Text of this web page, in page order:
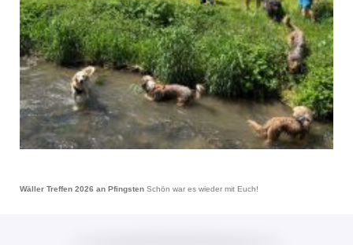
Wäller Treffen 2026 an Pfingsten Schön war es wieder mit Euch!